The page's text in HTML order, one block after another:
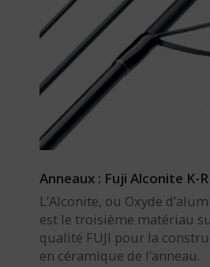
Anneaux : Fuji Alconite K-
L’Alconite, ou Oxyde
est le troisième matériau
qualité FUJI pour la
en céramique de l’anneau.